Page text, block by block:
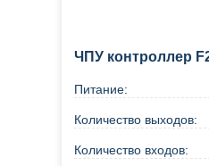
ЧПУ контроллер
Питание:
Количество выходов:
Количество входов: